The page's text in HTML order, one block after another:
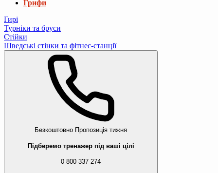
Грифи
Гирі
Турніки та бруси
Стійки
Шведські стінки та фітнес-станції
Безкоштовно Пропозиція тижня
Підберемо тренажер під ваші цілі
0 800 337 274